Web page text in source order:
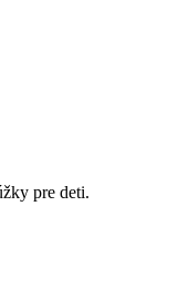
pre deti.